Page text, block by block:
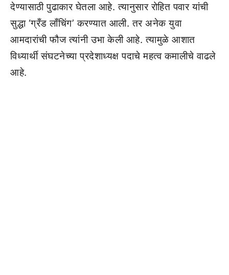
देण्यासाठी पुढाकार घेतला आहे. त्यानुसार रोहित पवार यांची
सुद्धा ‘ग्रँड लाँचिंग’ करण्यात आली. तर अनेक युवा
आमदारांची फौज त्यांनी उभा केली आहे. त्यामुळे आशात
विध्यार्थी संघटनेच्या प्रदेशाध्यक्ष पदाचे महत्व कमालीचे वाढले
आहे.